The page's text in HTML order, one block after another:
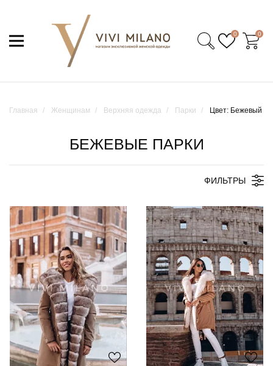
0 0
Главная Женщинам Верхняя одежда Парки Цвет: Бежевый
БЕЖЕВЫЕ ПАРКИ
ФИЛЬТРЫ